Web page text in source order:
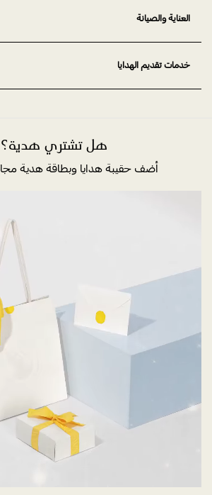
العناية والصيانة
خدمات تقديم الهدايا
هل تشتري هدية؟
أضف حقيبة هدايا وبطاقة هدية